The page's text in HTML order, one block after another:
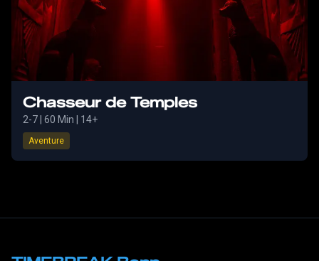
Chasseur de Temples
2-7 60 Min | 14+
Aventure